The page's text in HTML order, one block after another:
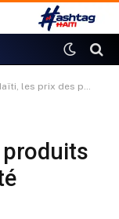
prix des produits de première nécessité suffoquent
produits